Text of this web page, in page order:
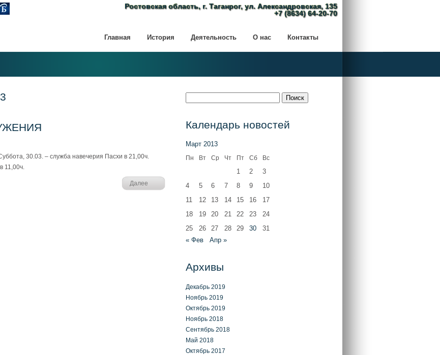
Ростовская область, г. Таганрог, ул. Александровская, 135
+7 (8634) 64-20-70
Главная История Деятельность О нас Контакты
30.03. – служба навечерия Пасхи в 21,00ч.
11,00ч.
Далее
Календарь новостей
Март 2013
Пн Вт Ср Чт Пт Сб Вс
1 2
3
4
5 6 7 8 9
10
11
12 13 14 15 16
17
18
19 20 21 22 23
24
25
26 27 28 29 30
31
« Фев
Апр »
Архивы
Декабрь 2019
Ноябрь 2019
Октябрь 2019
Ноябрь 2018
Сентябрь 2018
Май 2018
Октябрь 2017